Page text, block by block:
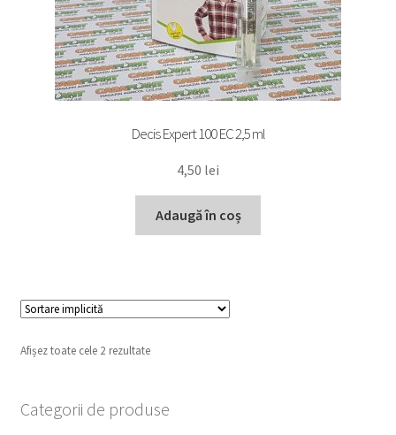
Decis Expert 100 EC 2,5 ml
4,50 lei
Adaugă în coș
Afișez toate cele 2 rezultate
Categorii de produse